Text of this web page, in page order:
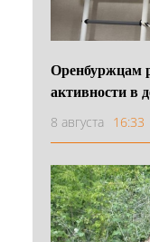
Оренбуржцам
активности в
8 августа 16:33